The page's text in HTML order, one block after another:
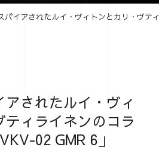
パイアされたルイ・ヴィトンとカリ・ヴテ
されたルイ・ヴィ
ティライネンのコラ
02 GMR 6」